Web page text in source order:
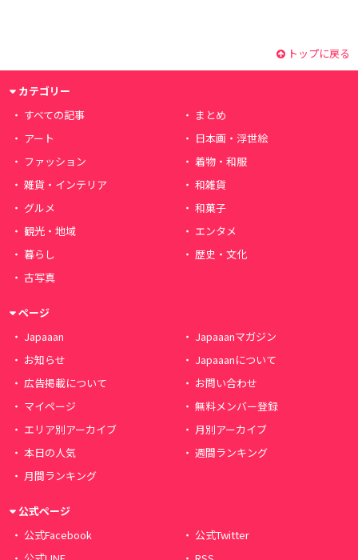
トップに戻る
カテゴリー
すべての記事
まとめ
アート
日本画・浮世絵
ファッション
着物・和服
雑貨・インテリア
和雑貨
グルメ
和菓子
観光・地域
エンタメ
暮らし
歴史・文化
古写真
ページ
Japaaan
Japaaanマガジン
お知らせ
Japaaanについて
広告掲載について
お問い合わせ
マイページ
無料メンバー登録
エリア別アーカイブ
月別アーカイブ
本日の人気
週間ランキング
月間ランキング
公式ページ
公式Facebook
公式Twitter